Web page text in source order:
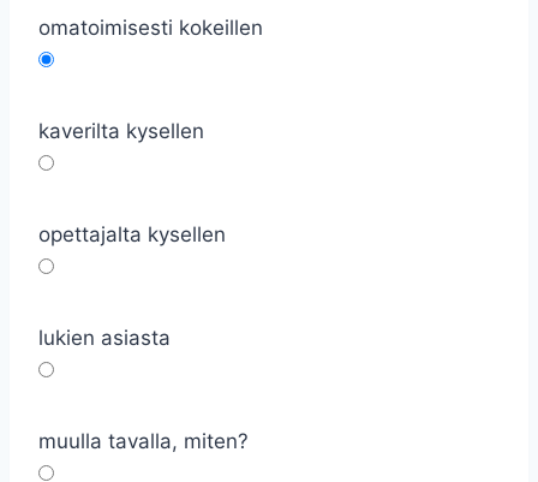
omatoimisesti kokeillen
kaverilta kysellen
opettajalta kysellen
lukien asiasta
muulla tavalla, miten?